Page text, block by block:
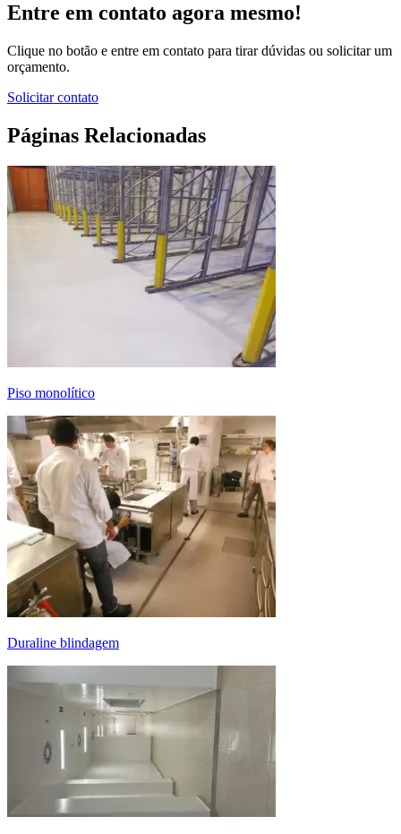
Entre em contato agora mesmo!
Clique no botão e entre em contato para tirar dúvidas ou solicitar um
orçamento.
Solicitar contato
Páginas Relacionadas
piso monolítico
duraline blindagem